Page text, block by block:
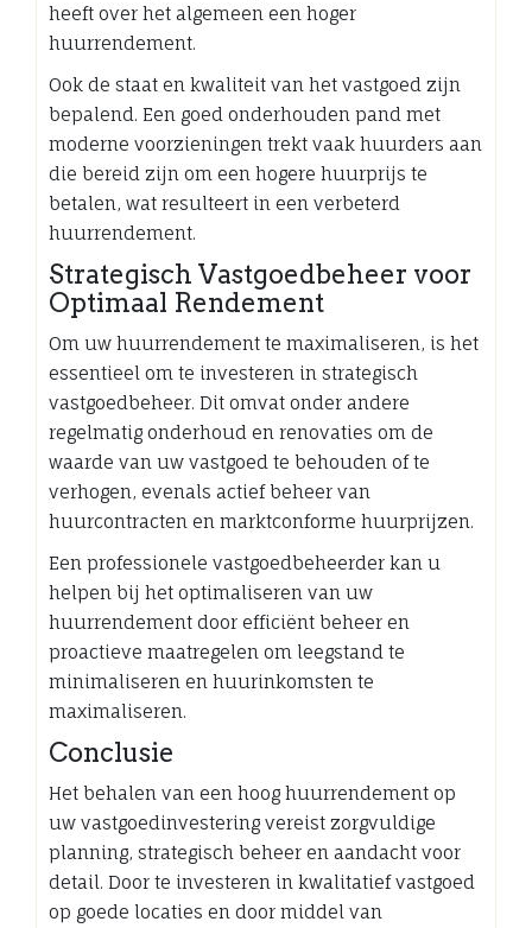
heeft over het algemeen een hoger
huurrendement.
Ook de staat en kwaliteit van het vastgoed zijn
bepalend. Een goed onderhouden pand met
moderne voorzieningen trekt vaak huurders aan
die bereid zijn om een hogere huurprijs te
betalen, wat resulteert in een verbeterd
huurrendement.
Strategisch Vastgoedbeheer voor
Optimaal Rendement
Om uw huurrendement te maximaliseren, is het
essentieel om te investeren in strategisch
vastgoedbeheer. Dit omvat onder andere
regelmatig onderhoud en renovaties om de
waarde van uw vastgoed te behouden of te
verhogen, evenals actief beheer van
huurcontracten en marktconforme huurprijzen.
Een professionele vastgoedbeheerder kan u
helpen bij het optimaliseren van uw
huurrendement door efficiënt beheer en
proactieve maatregelen om leegstand te
minimaliseren en huurinkomsten te
maximaliseren.
Conclusie
Het behalen van een hoog huurrendement op
uw vastgoedinvestering vereist zorgvuldige
planning, strategisch beheer en aandacht voor
detail. Door te investeren in kwalitatief vastgoed
op goede locaties en door middel van